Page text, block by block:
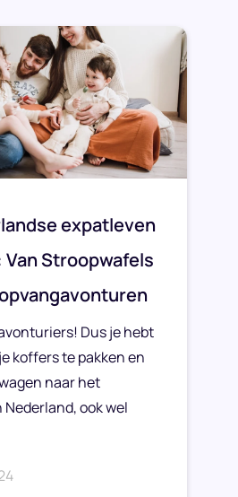
expatleven
Stroopwafels
Dus je hebt
koffers te pakken en
naar het
ook wel